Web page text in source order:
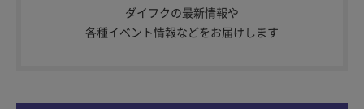
ダイフクの最新情報や
各種イベント情報などをお届けします